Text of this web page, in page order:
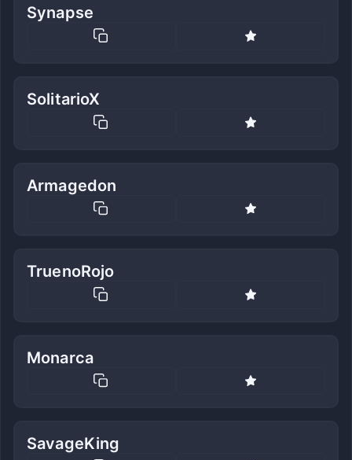
Synapse
SolitarioX
Armagedon
TruenoRojo
Monarca
SavageKing